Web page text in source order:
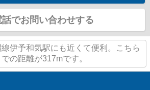
話でお問い合わせする
伊予和気駅にも近くて便利。こちら
の距離が317mです。